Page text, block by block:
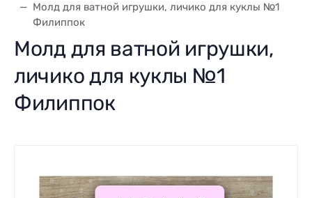
Молд для ватной игрушки, личико для куклы №1
Филиппок
Молд для ватной игрушки,
личико для куклы №1
Филиппок